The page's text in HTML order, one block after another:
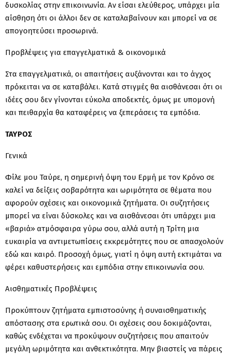
δυσκολίας στην επικοινωνία. Αν είσαι ελεύθερος, υπάρχει μία
αίσθηση ότι οι άλλοι δεν σε καταλαβαίνουν και μπορεί να σε
απογοητεύσει προσωρινά.
Προβλέψεις για επαγγελματικά & οικονομικά
Στα επαγγελματικά, οι απαιτήσεις αυξάνονται και το άγχος
πρόκειται να σε καταβάλει. Κατά στιγμές θα αισθάνεσαι ότι οι
ιδέες σου δεν γίνονται εύκολα αποδεκτές, όμως με υπομονή
και πειθαρχία θα καταφέρεις να ξεπεράσεις τα εμπόδια.
ΤΑΥΡΟΣ
Γενικά
Φίλε μου Ταύρε, η σημερινή όψη του Ερμή με τον Κρόνο σε
καλεί να δείξεις σοβαρότητα και ωριμότητα σε θέματα που
αφορούν σχέσεις και οικονομικά ζητήματα. Οι συζητήσεις
μπορεί να είναι δύσκολες και να αισθάνεσαι ότι υπάρχει μια
«βαριά» ατμόσφαιρα γύρω σου, αλλά αυτή η Τρίτη μια
ευκαιρία να αντιμετωπίσεις εκκρεμότητες που σε απασχολούν
εδώ και καιρό. Προσοχή όμως, γιατί η όψη αυτή εκτιμάται να
φέρει καθυστερήσεις και εμπόδια στην επικοινωνία σου.
Αισθηματικές Προβλέψεις
Προκύπτουν ζητήματα εμπιστοσύνης ή συναισθηματικής
απόστασης στα ερωτικά σου. Οι σχέσεις σου δοκιμάζονται,
καθώς ενδέχεται να προκύψουν συζητήσεις που απαιτούν
μεγάλη ωριμότητα και ανθεκτικότητα. Μην βιαστείς να πάρεις